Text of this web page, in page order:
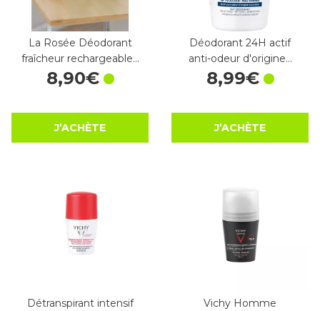
La Rosée Déodorant
fraîcheur rechargeable…
8,90€
J’ACHÈTE
Déodorant 24H actif
anti-odeur d'origine…
8,99€
J’ACHÈTE
Détranspirant intensif
Vichy Homme